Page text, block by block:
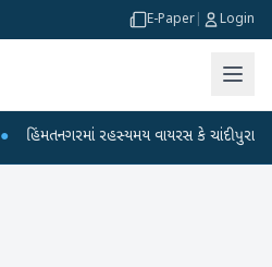
E-Paper Login
હિંમતનગરમાં રહસ્યમય વાયરસ કે ચાંદીપુરા? 6